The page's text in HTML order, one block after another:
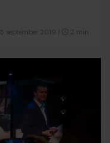
5 september 2019 2 min